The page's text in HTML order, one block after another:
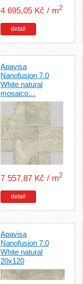
4 695,05 Kč / m2
detail
Apavisa
Nanofusion 7.0
White natural
mosaico…
7 557,87 Kč / m2
detail
Apavisa
Nanofusion 7.0
White natural
20x120